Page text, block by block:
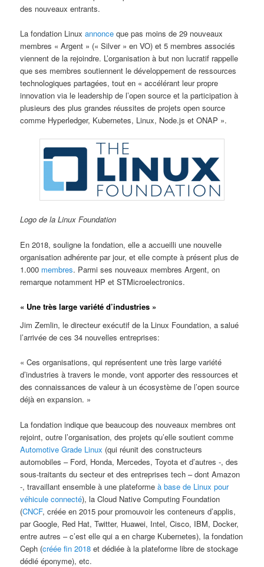
des nouveaux entrants.
La fondation Linuxannonce que pas moins de 29 nouveaux
membres « Argent » (« Silver » en VO) et 5 membres associés
viennent de la rejoindre. L’organisation à but non lucratif rappelle
que ses membres soutiennent le développement de ressources
technologiques partagées, tout en « accélérant leur propre
innovation via le leadership de l’open source et la participation à
plusieurs des plus grandes réussites de projets open source
comme Hyperledger, Kubernetes, Linux, Node.js et ONAP ».
Logo de la Linux Foundation
En 2018, souligne la fondation, elle a accueilli une nouvelle
organisation adhérente par jour, et elle compte à présent plus de
1.000 membres. Parmi ses nouveaux membres Argent, on
remarque notamment HP et STMicroelectronics.
« Une très large variété d’industries »
Jim Zemlin, le directeur exécutif de la Linux Foundation, a salué
l’arrivée de ces 34 nouvelles entreprises:
« Ces organisations, qui représentent une très large variété
d’industries à travers le monde, vont apporter des ressources et
des connaissances de valeur à un écosystème de l’open source
déjà en expansion. »
La fondation indique que beaucoup des nouveaux membres ont
rejoint, outre l’organisation, des projets qu’elle soutient comme
Automotive Grade Linux (qui réunit des constructeurs
automobiles – Ford, Honda, Mercedes, Toyota et d’autres -, des
sous-traitants du secteur et des entreprises tech – dont Amazon
-, travaillant ensemble à une plateformeà base de Linux pour
véhicule connecté), la Cloud Native Computing Foundation
(CNCF, créée en 2015 pour promouvoir les conteneurs d’applis,
par Google, Red Hat, Twitter, Huawei, Intel, Cisco, IBM, Docker,
entre autres – c’est elle qui a en charge Kubernetes), la fondation
Ceph (créée fin 2018 et dédiée à la plateforme libre de stockage
dédié éponyme), etc.